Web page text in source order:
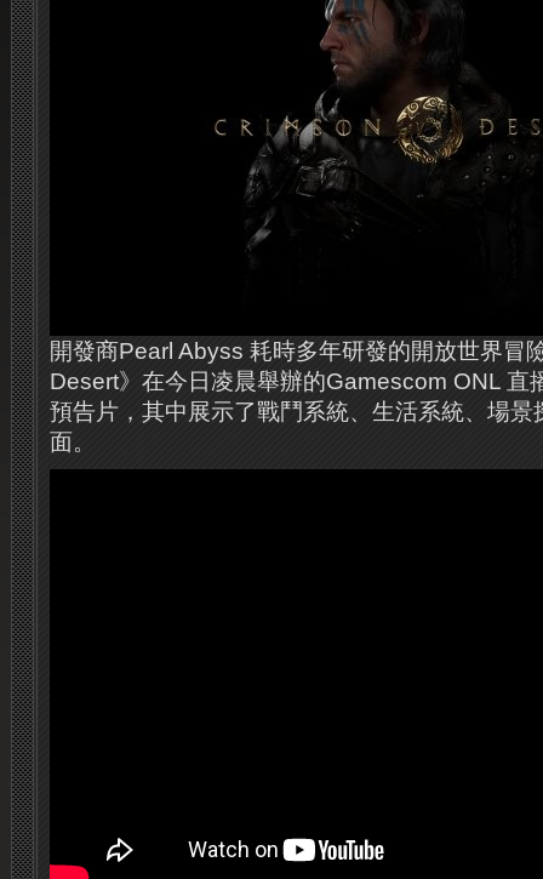
開發商Pearl Abyss 耗時多年研發的開放世界冒
Desert》在今日凌晨舉辦的Gamescom ONL 直
預告片，其中展示了戰鬥系統、生活系統、場景
面。